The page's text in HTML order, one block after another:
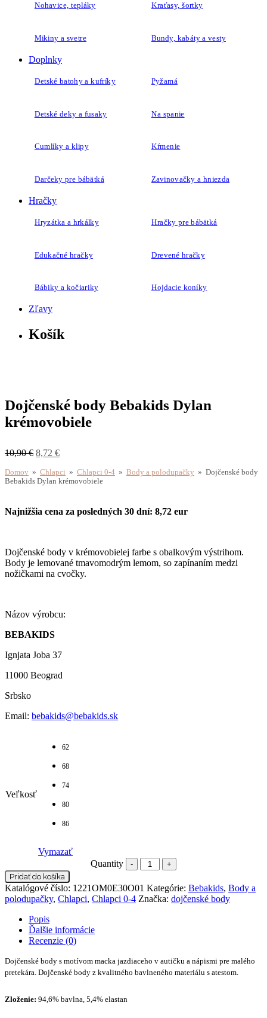
Nohavice, tepláky Kraťasy, šortky
Mikiny a svetre Bundy, kabáty a vesty
Doplnky
Detské batohy a kufríky Pyžamá
Detské deky a fusaky Na spanie
Cumlíky a klipy Kŕmenie
Darčeky pre bábätká Zavinovačky a hniezda
Hračky
Hryzátka a hrkálky Hračky pre bábätká
Edukačné hračky Drevené hračky
Bábiky a kočiariky Hojdacie koníky
Zľavy
Košík
Dojčenské body Bebakids Dylan
krémovobiele
10,90€ 8,72 €
Domov » Chlapci » Chlapci 0-4 » Body a polodupačky » Dojčenské body
Bebakids Dylan krémovobiele
Najnižšia cena za posledných 30 dní: 8,72 eur
Dojčenské body v krémovobielej farbe s obalkovým výstrihom.
Body je lemované tmavomodrým lemom, so zapínaním medzi
nožičkami na cvočky.
Názov výrobcu:
BEBAKIDS
Ignjata Joba 37
11000 Beograd
Srbsko
Email: bebakids@bebakids.sk
Veľkosť
62
68
74
80
86
Vymazať
Quantity
Pridať do košíka
Katalógové číslo: 1221OM0E30O01 Kategórie: Bebakids, Body a
polodupačky, Chlapci, Chlapci 0-4 Značka: dojčenské body
Popis
Ďalšie informácie
Recenzie (0)
Dojčenské body s motívom macka jazdiaceho v autičku a nápismi pre malého
pretekára. Dojčenské body z kvalitného bavlneného materiálu s atestom.
Zloženie: 94,6% bavlna, 5,4% elastan